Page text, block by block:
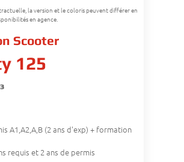
la version et le coloris peuvent différer en
en agence.
Scooter
125
A1,A2,A,B (2 ans d'exp) + formation
requis et 2 ans de permis